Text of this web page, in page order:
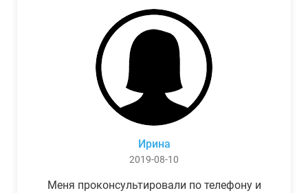
Ирина
2019-08-10
Меня проконсультировали по телефону и